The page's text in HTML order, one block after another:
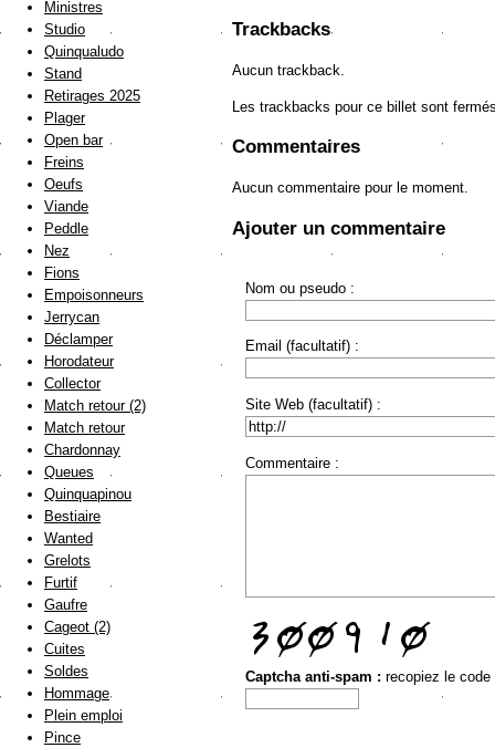
Trackbacks
Aucun trackback.
Les trackbacks pour ce billet sont
Commentaires
Aucun commentaire pour le moment.
Ajouter un commentaire
Nom ou pseudo :
Email (facultatif) :
Site Web (facultatif) :
Commentaire :
Captcha anti-spam : recopiez le code
Ministres
Studio
Quinqualudo
Stand
Retirages 2025
Plager
Open bar
Freins
Oeufs
Viande
Peddle
Nez
Fions
Empoisonneurs
Jerrycan
Déclamper
Horodateur
Collector
Match retour (2)
Match retour
Chardonnay
Queues
Quinquapinou
Bestiaire
Wanted
Grelots
Furtif
Gaufre
Cageot (2)
Cuites
Soldes
Hommage
Plein emploi
Pince